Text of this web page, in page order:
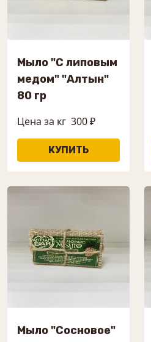
Мыло "С липовым
медом" "Алтын"
80 гр
Цена за кг 300 ₽
Мыло "Сосновое"